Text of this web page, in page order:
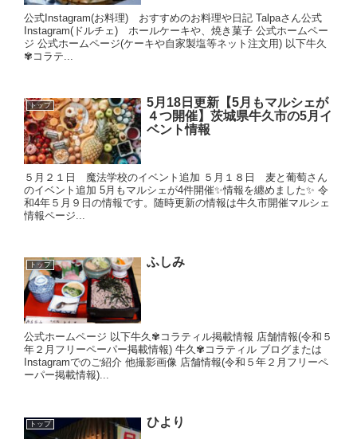
公式Instagram(お料理) おすすめのお料理や日記 Talpaさん公式
Instagram(ドルチェ) ホールケーキや、焼き菓子 公式ホームペー
ジ 公式ホームページ(ケーキや自家製塩等ネット注文用) 以下牛久
✾コラテ...
トップ
5月18日更新【5月もマルシェが
４つ開催】茨城県牛久市の5月イ
ベント情報
５月２１日 魔法学校のイベント追加 ５月１８日 麦と葡萄さん
のイベント追加 5月もマルシェが4件開催✨情報を纏めました✨ 令
和4年５月９日の情報です。随時更新の情報は牛久市開催マルシェ
情報ページ...
トップ ふしみ
公式ホームページ 以下牛久✾コラティル掲載情報 店舗情報(令和５
年２月フリーペーパー掲載情報) 牛久✾コラティル ブログまたは
Instagramでのご紹介 他撮影画像 店舗情報(令和５年２月フリーペ
ーパー掲載情報)...
トップ ひより